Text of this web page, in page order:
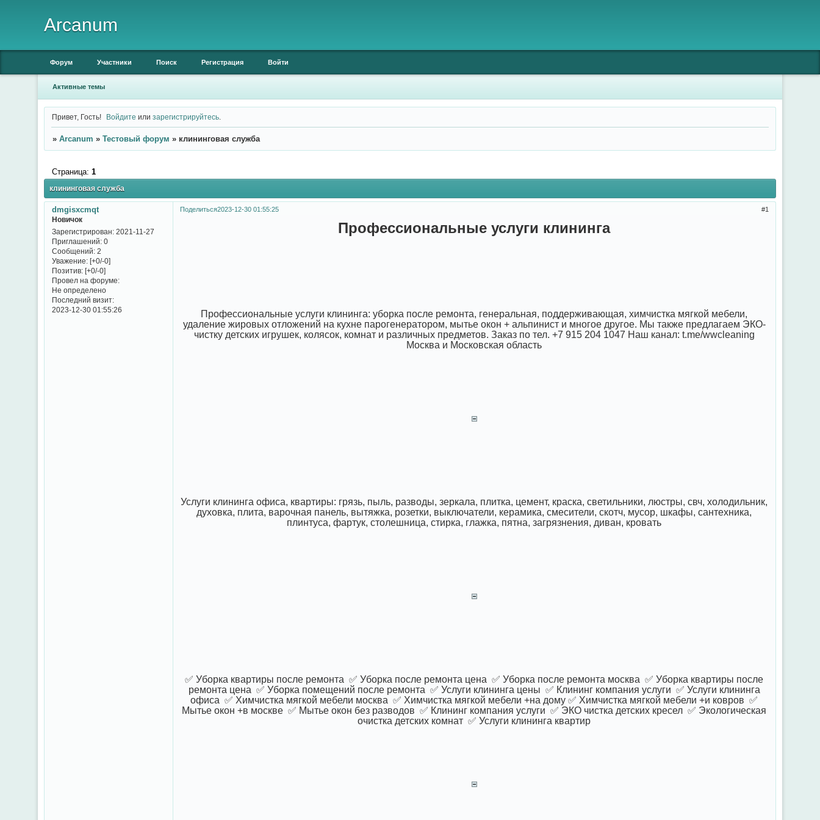
Arcanum
Форум Участники Поиск Регистрация Войти
Активные темы
Привет, Гость! Войдите илизарегистрируйтесь
» Arcanum » Тестовый форум » клининговая служба
клининговая служба
Страница: 1
Поделиться 1
2023-12-30 01:55:25
dmgisxcmqt
Новичок
Зарегистрирован: 2021-11-27
Приглашений:0
Сообщений:2
Уважение: [+0/-0]
Позитив: [+0/-0]
Провел на форуме:
Не определено
Последний визит:
2023-12-30 01:55:26
Профессиональные услуги клининга
Профессиональные услуги клининга: уборка после ремонта, генеральная, поддерживающая, химчистка мягкой мебели,
удаление жировых отложений на кухне парогенератором, мытье окон + альпинист и многое другое. Мы также предлагаем ЭКО-
чистку детских игрушек, колясок, комнат и различных предметов. Заказ по тел. +7 915 204 1047 Наш канал: t.me/wwcleaning
Москва и Московская область
Услуги клининга офиса, квартиры: грязь, пыль, разводы, зеркала, плитка, цемент, краска, светильники, люстры, свч, холодильник,
духовка, плита, варочная панель, вытяжка, розетки, выключатели, керамика, смесители, скотч, мусор, шкафы, сантехника,
плинтуса, фартук, столешница, стирка, глажка, пятна, загрязнения, диван, кровать
✅ Уборка квартиры после ремонта ✅ Уборка после ремонта цена ✅ Уборка после ремонта москва ✅ Уборка квартиры после
ремонта цена ✅ Уборка помещений после ремонта ✅ Услуги клининга цены ✅ Клининг компания услуги ✅ Услуги клининга
офиса ✅ Химчистка мягкой мебели москва ✅ Химчистка мягкой мебели +на дому ✅ Химчистка мягкой мебели +и ковров ✅
Мытье окон +в москве ✅ Мытье окон без разводов ✅ Клининг компания услуги ✅ ЭКО чистка детских кресел ✅ Экологическая
очистка детских комнат ✅ Услуги клининга квартир